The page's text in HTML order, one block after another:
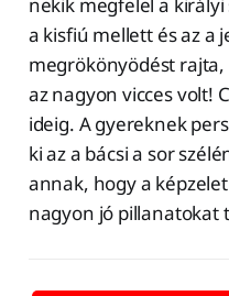
nekik megfelel a
a kisfiú mellett és az a
megrökönyödést rajta,
az nagyon vicces volt!
ideig. A gyereknek
ki az a bácsi a sor
annak, hogy a
nagyon jó pillanatokat